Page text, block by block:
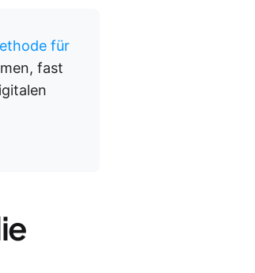
für
fast